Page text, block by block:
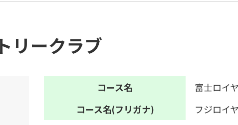
リークラブ
コース名
富士ロイ
コース名(フリガナ) フジロイ